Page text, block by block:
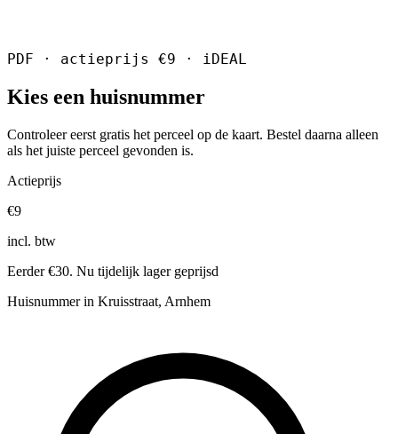
PDF · actieprijs €9 · iDEAL
Kies een huisnummer
Controleer eerst gratis het perceel op de kaart. Bestel daarna alleen
als het juiste perceel gevonden is.
Actieprijs
€9
incl. btw
Eerder €30. Nu tijdelijk lager geprijsd
Huisnummer in Kruisstraat, Arnhem